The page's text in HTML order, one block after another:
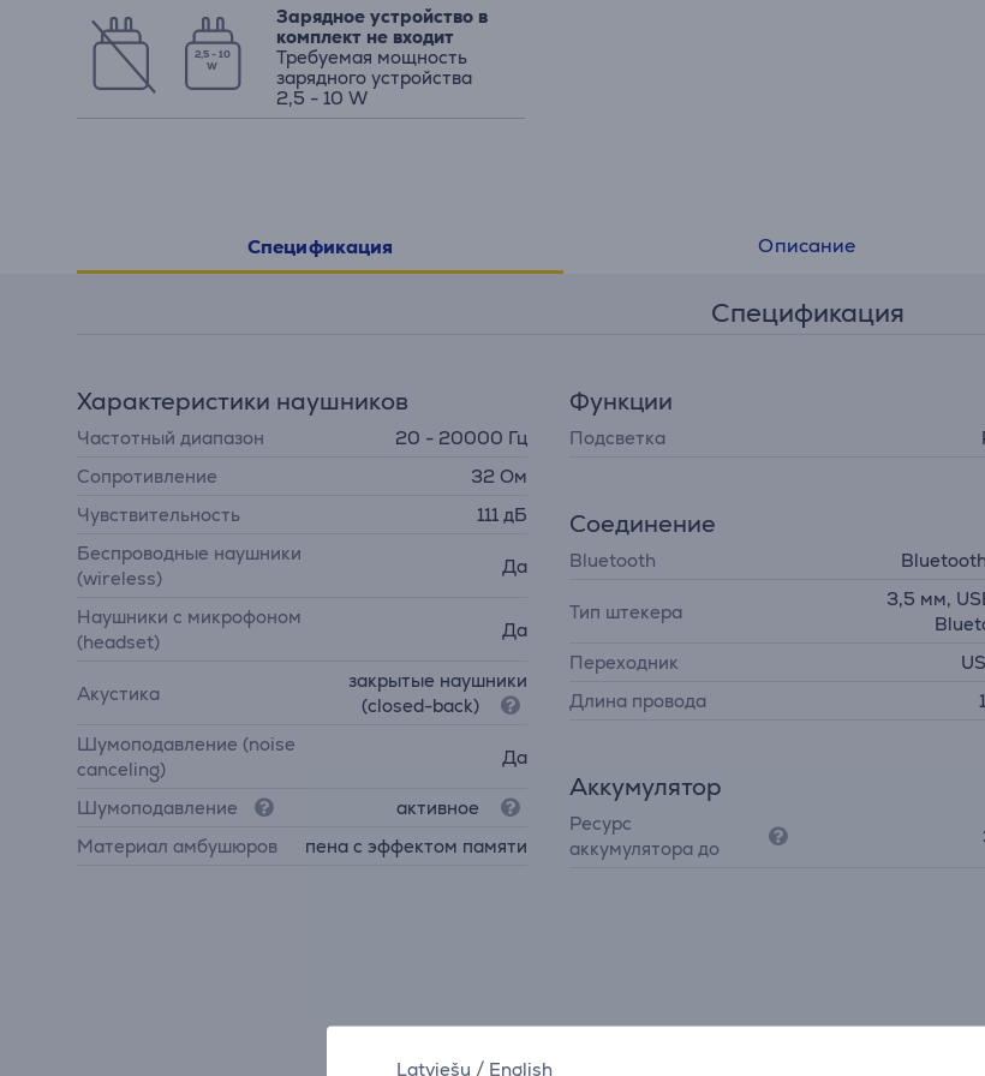
Latviešu / English
2,5 - 10
W
Зарядное устройство в
комплект не входит
Требуемая мощность
зарядного устройства
2,5 - 10 W
Спецификация Описание
Спецификация
Характеристики наушников
Частотный диапазон
20 - 20000 Гц
Сопротивление
32 Ом
Чувствительность
111 дБ
Беспроводные наушники
(wireless)
Да
Наушники с микрофоном
(headset)
Да
Акустика
закрытые наушники
(closed-back)
Шумоподавление (noise
canceling)
Да
Шумоподавление
активное
Материал амбушюров
пена с эффектом памяти
Функции
Подсветка
Соединение
Bluetooth
Тип штекера
3,5 мм,
Переходник
Длина провода
Аккумулятор
Ресурс
аккумулятора до